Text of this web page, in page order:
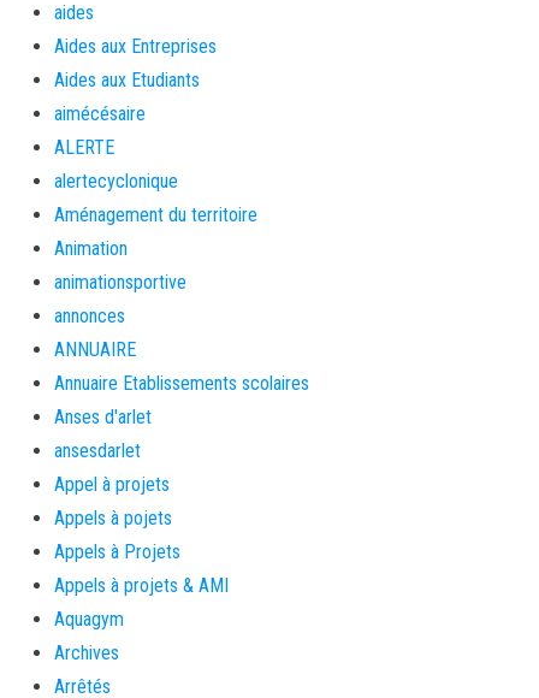
aides
Aides aux Entreprises
Aides aux Etudiants
aimécésaire
ALERTE
alertecyclonique
Aménagement du territoire
Animation
animationsportive
annonces
ANNUAIRE
Annuaire Etablissements scolaires
Anses d'arlet
ansesdarlet
Appel à projets
Appels à pojets
Appels à Projets
Appels à projets & AMI
Aquagym
Archives
Arrêtés